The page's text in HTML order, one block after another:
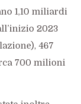
1,10 miliardi
2023
467
700 milioni